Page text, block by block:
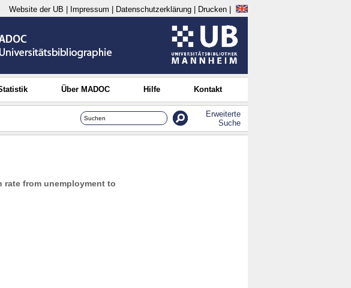
Website der UB Impressum Datenschutzerklärung Drucken
Über MADOC Hilfe Kontakt
Erweiterte
Suche
from unemployment to